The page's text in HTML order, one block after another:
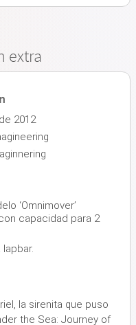
extra
2012
‘Omnimover’
capacidad para 2
la sirenita que puso
the Sea: Journey of